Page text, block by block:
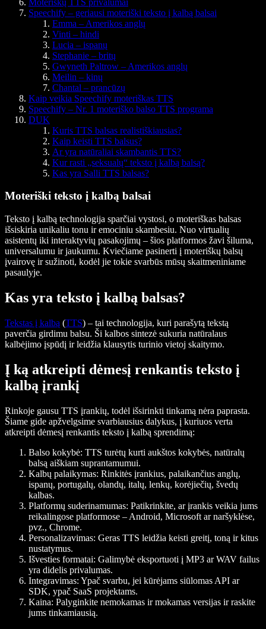
Speechify – geriausi moteriški teksto į kalbą balsai
Emma – Amerikos anglų
Vinti – hindi
Lucia – ispanų
Stephanie – britų
Gwyneth Paltrow – Amerikos anglų
Meilin – kinų
Chantal – prancūzų
Kaip veikia Speechify moteriškas TTS
Speechify – Nr. 1 moteriško balso TTS programa
DUK
Kuris TTS balsas realistiškiausias?
Kaip keisti TTS balsus?
Ar yra natūraliai skambantis TTS?
Kur rasti „seksualų“ teksto į kalbą balsą?
Kas yra Salli TTS balsas?
Moteriški teksto į kalbą balsai
Teksto į kalbą technologija sparčiai vystosi, o moteriškas balsas
išsiskiria unikaliu tonu ir emociniu skambesiu. Nuo virtualių
asistentų iki interaktyvių pasakojimų – šios platformos žavi šiluma,
universalumu ir jaukumu. Kviečiame pasinerti į moteriškų balsų
įvairovę ir sužinoti, kodėl jie tokie svarbūs mūsų skaitmeniniame
pasaulyje.
Kas yra teksto į kalbą balsas?
Tekstas į kalbą (TTS) – tai technologija, kuri parašytą tekstą
paverčia girdimu balsu. Ši kalbos sintezė sukuria natūralaus
kalbėjimo įspūdį ir leidžia klausytis turinio vietoj skaitymo.
Į ką atkreipti dėmesį renkantis teksto į
kalbą įrankį
Rinkoje gausu TTS įrankių, todėl išsirinkti tinkamą nėra paprasta.
Šiame gide apžvelgsime svarbiausius dalykus, į kuriuos verta
atkreipti dėmesį renkantis teksto į kalbą sprendimą:
Balso kokybė: TTS turėtų kurti aukštos kokybės, natūralų
balsą aiškiam suprantamumui.
Kalbų palaikymas: Rinkitės įrankius, palaikančius anglų,
ispanų, portugalų, olandų, italų, lenkų, korėjiečių, švedų
kalbas.
Platformų suderinamumas: Patikrinkite, ar įrankis veikia jums
reikalingose platformose – Android, Microsoft ar naršyklėse,
pvz., Chrome.
Personalizavimas: Geras TTS leidžia keisti greitį, toną ir kitus
nustatymus.
Išvesties formatai: Galimybė eksportuoti į MP3 ar WAV failus
yra didelis privalumas.
Integravimas: Ypač svarbu, jei kūrėjams siūlomas API ar
SDK, ypač SaaS projektams.
Kaina: Palyginkite nemokamas ir mokamas versijas ir raskite
jums tinkamiausią.